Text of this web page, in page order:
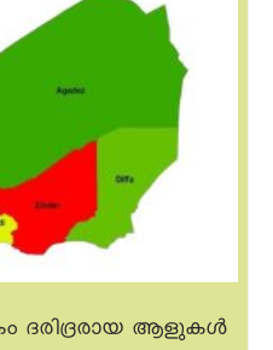
ദരിദ്രരായ ആളുകൾ